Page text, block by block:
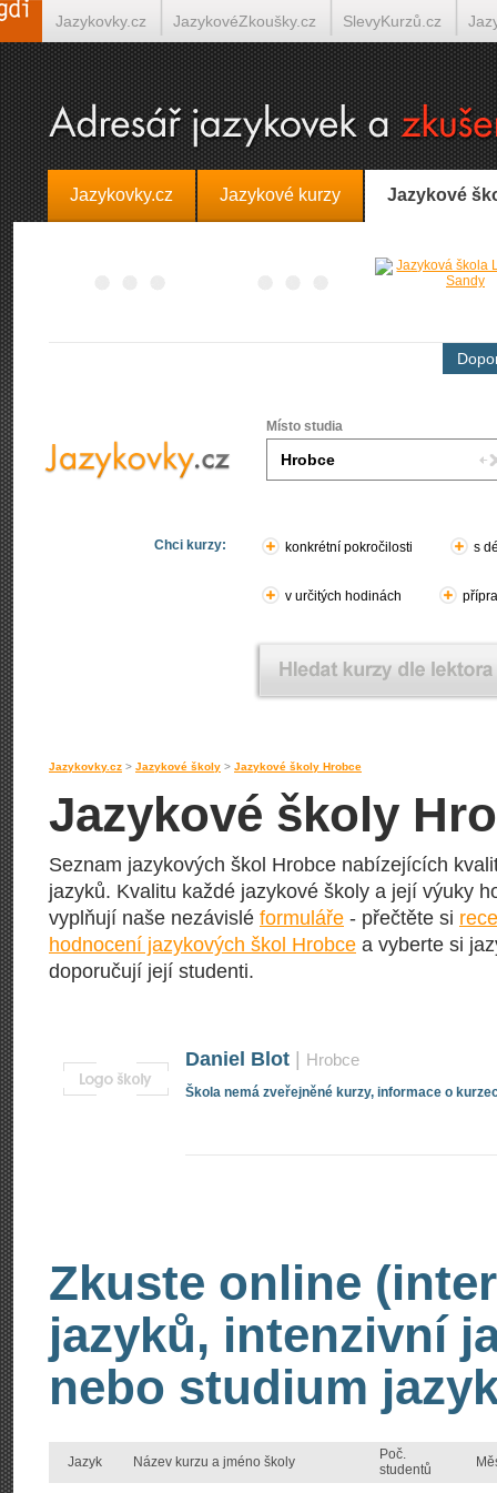
Jazykovky.cz Jazykové kurzy Jazykové
Místo studia
Chci kurzy: konkrétní pokročilosti s
v určitých hodinách
Jazykovky.cz > Jazykové školy > Jazykové školy Hrobce
Jazykové školy
Seznam jazykových škol Hrobce nabízejících
jazyků. Kvalitu každé jazykové školy a její výuky
vyplňují naše nezávislé formuláře - přečtěte si
hodnocení jazykových škol Hrobce a vyberte si
doporučují její studenti.
Daniel Blot Hrobce
Škola nemá zveřejněné kurzy, informace o
Zkuste online
jazyků, intenzivní
nebo studium
Jazyk Název kurzu a jméno školy
Poč.
studentů
Jazykovky.cz JazykovéZkoušky.cz SlevyKurzů.cz
Španělština on-line Italština on-line Tlumočení-